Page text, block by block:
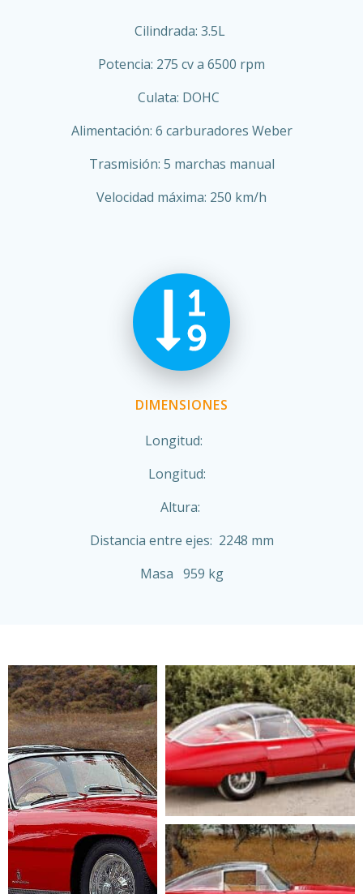
Cilindrada: 3.5L
Potencia: 275 cv a 6500 rpm
Culata: DOHC
Alimentación: 6 carburadores Weber
Trasmisión: 5 marchas manual
Velocidad máxima: 250 km/h
DIMENSIONES
Longitud:
Longitud:
Altura:
Distancia entre ejes: 2248 mm
Masa 959 kg